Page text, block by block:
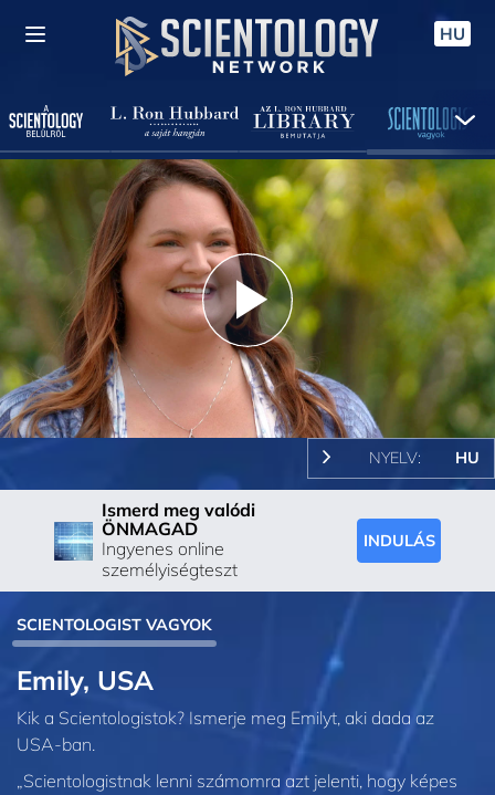
HU
Play
Video
NYELV: HU
Ismerd meg valódi
ÖNMAGAD
Ingyenes online
személyiségteszt
INDULÁS
SCIENTOLOGIST VAGYOK
Emily, USA
Kik a Scientologistok? Ismerje meg Emilyt, aki dada az
USA-ban.
„Scientologistnak lenni számomra azt jelenti, hogy képes